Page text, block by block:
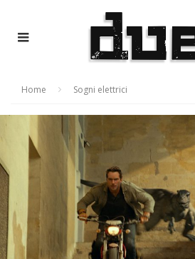
Home Sogni elettrici